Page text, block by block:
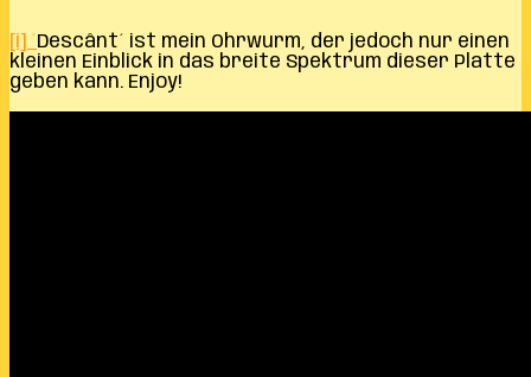
[i] ´ Descânt´ ist mein Ohrwurm, der jedoch nur einen
kleinen Einblick in das breite Spektrum dieser Platte
geben kann. Enjoy!